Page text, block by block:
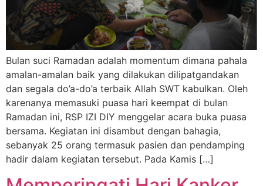
Bulan suci Ramadan adalah momentum dimana pahala
amalan-amalan baik yang dilakukan dilipatgandakan
dan segala do’a-do’a terbaik Allah SWT kabulkan. Oleh
karenanya memasuki puasa hari keempat di bulan
Ramadan ini, RSP IZI DIY menggelar acara buka puasa
bersama. Kegiatan ini disambut dengan bahagia,
sebanyak 25 orang termasuk pasien dan pendamping
hadir dalam kegiatan tersebut. Pada Kamis […]